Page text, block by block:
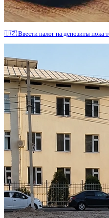
🇺🇿 Ввести налог на депозиты пока